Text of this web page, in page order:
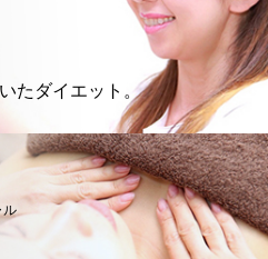
たダイエット。
ル